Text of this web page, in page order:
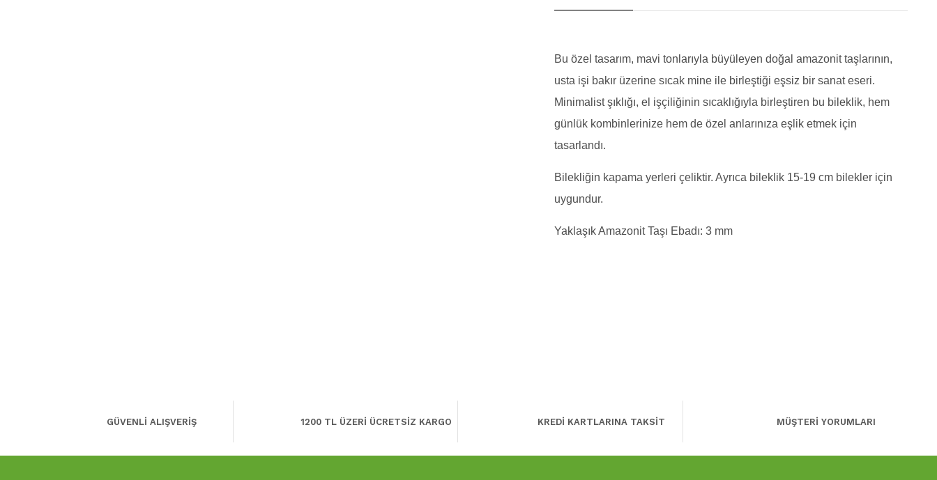
Bu özel tasarım, mavi tonlarıyla büyüleyen doğal amazonit taşlarının,
usta işi bakır üzerine sıcak mine ile birleştiği eşsiz bir sanat eseri.
Minimalist şıklığı, el işçiliğinin sıcaklığıyla birleştiren bu bileklik, hem
günlük kombinlerinize hem de özel anlarınıza eşlik etmek için
tasarlandı.
Bilekliğin kapama yerleri çeliktir. Ayrıca bileklik 15-19 cm bilekler için
uygundur.
Yaklaşık Amazonit Taşı Ebadı: 3 mm
GÜVENLİ ALIŞVERİŞ 1200 TL ÜZERİ ÜCRETSİZ KARGO KREDİ KARTLARINA TAKSİT MÜŞTERİ YORUMLARI